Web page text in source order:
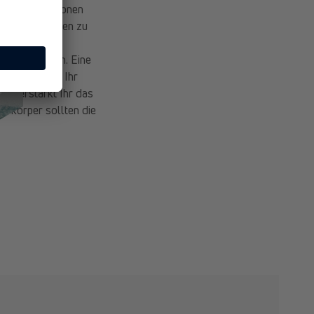
Variationen
vom Boden zu
Ihr hebt
Ellenbogen. Eine
Hier legt Ihr
verstärkt Ihr das
sollten die